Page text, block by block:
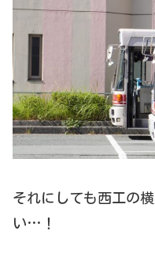
それにしても西工の
い…！